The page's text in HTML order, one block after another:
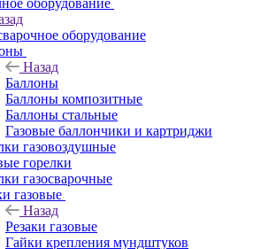
оборудование
оборудование
Назад
Баллоны
Баллоны композитные
Баллоны стальные
Газовые баллончики и картриджи
газовоздушные
горелки
газосварочные
газовые
Назад
Резаки газовые
Гайки крепления мундштуков